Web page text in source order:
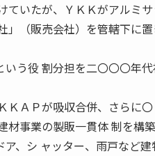
ていたが、ＹＫＫがアルミ
」（販売会社）を管轄下に
う役 割分担を二〇〇〇年
ＫＡＰが吸収合併、さらに
事業の製販一貫体 制を構
、シ ャッター、雨戸など